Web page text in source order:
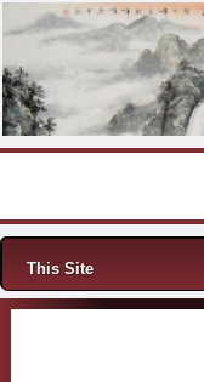
Menu
This Site